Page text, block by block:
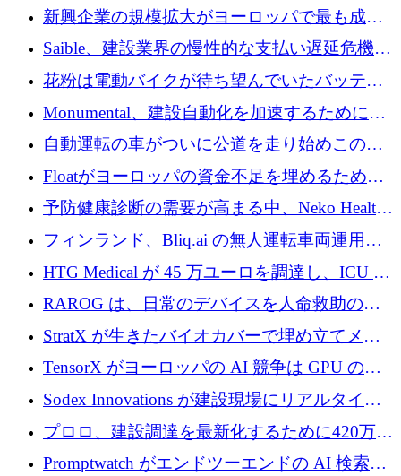
後、アムステルダムに根を張る
新興企業の規模拡大がヨーロッパで最も成功
した創業者を生み出す、アントラー氏が発見
Saible、建設業界の慢性的な支払い遅延危機に
対処するために 290 万ポンドを調達
花粉は電動バイクが待ち望んでいたバッテリ
ー交換ネットワークを構築している
Monumental、建設自動化を加速するためにシ
リーズ B で 3,200 万ドルを確保
自動運転の車がついに公道を走り始めこの国
が世界をリードしようとしている
Floatがヨーロッパの資金不足を埋めるために
シリーズAで450万ユーロを調達
予防健康診断の需要が高まる中、Neko Health
が 7 億ドルを調達
フィンランド、Bliq.ai の無人運転車両運用を
認可
HTG Medical が 45 万ユーロを調達し、ICU の
尿モニタリングを自動化するための MDR 認
証を獲得
RAROG は、日常のデバイスを人命救助の救
助ビーコンに変えるために 16 万 2,000 ユーロ
StratX が生きたバイオカバーで埋め立てメタ
ン対策に 119 万ドルを調達
TensorX がヨーロッパの AI 競争は GPU の所
有者によって決まると考える理由
Sodex Innovations が建設現場にリアルタイム
のインテリジェンスをもたらすために 400 万
ユーロを確保
プロロ、建設調達を最新化するために420万ポ
ンドを調達
Promptwatch がエンドツーエンドの AI 検索最